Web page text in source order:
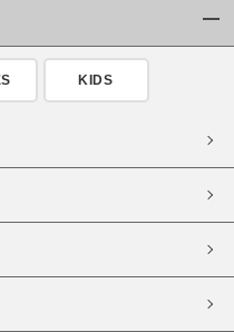
WEB限定
KIDS